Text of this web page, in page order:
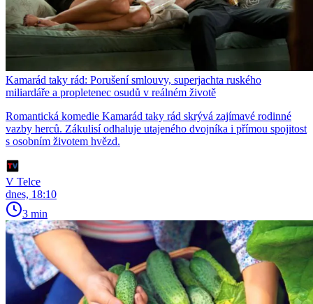
Kamarád taky rád: Porušení smlouvy, superjachta ruského
miliardáře a propletenec osudů v reálném životě
Romantická komedie Kamarád taky rád skrývá zajímavé rodinné
vazby herců. Zákulisí odhaluje utajeného dvojníka i přímou spojitost
s osobním životem hvězd.
V Telce
dnes, 18:10
3 min